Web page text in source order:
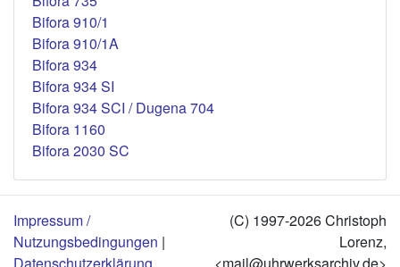
Bifora 910/1
Bifora 910/1A
Bifora 934
Bifora 934 SI
Bifora 934 SCI / Dugena 704
Bifora 1160
Bifora 2030 SC
Impressum /
Nutzungsbedingungen |
(C) 1997-2026 Christoph
Lorenz,